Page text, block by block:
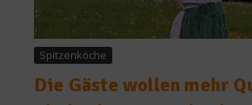
Spitzenköche
Die Gäste wollen mehr